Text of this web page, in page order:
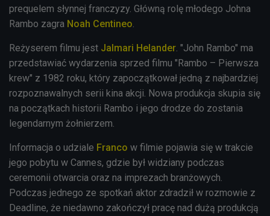
prequelem słynnej franczyzy. Główną rolę młodego Johna
Rambo zagra Noah Centineo.
Reżyserem filmu jest Jalmari Helander. "John Rambo" ma
przedstawiać wydarzenia sprzed filmu "Rambo – Pierwsza
krew" z 1982 roku, który zapoczątkował jedną z najbardziej
rozpoznawalnych serii kina akcji. Nowa produkcja skupia się
na początkach historii Rambo i jego drodze do zostania
legendarnym żołnierzem.
Informacja o udziale Franco w filmie pojawia się w trakcie
jego pobytu w Cannes, gdzie był widziany podczas
ceremonii otwarcia oraz na imprezach branżowych.
Podczas jednego ze spotkań aktor zdradził w rozmowie z
Deadline, że niedawno zakończył pracę nad dużą produkcją